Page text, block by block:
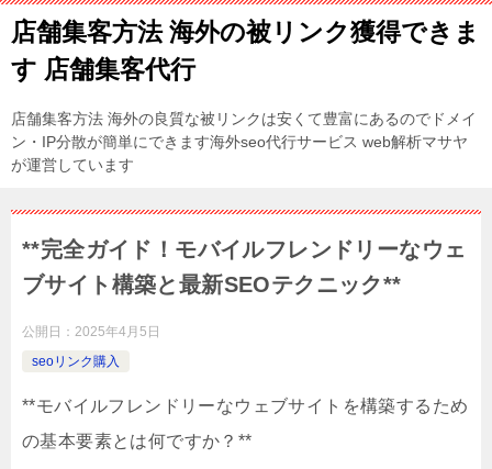
店舗集客方法 海外の被リンク獲得できま
す 店舗集客代行
店舗集客方法 海外の良質な被リンクは安くて豊富にあるのでドメイ
ン・IP分散が簡単にできます海外seo代行サービス web解析マサヤ
が運営しています
**完全ガイド！モバイルフレンドリーなウェ
ブサイト構築と最新SEOテクニック**
公開日： 2025年4月5日
seoリンク購入
**モバイルフレンドリーなウェブサイトを構築するため
の基本要素とは何ですか？**